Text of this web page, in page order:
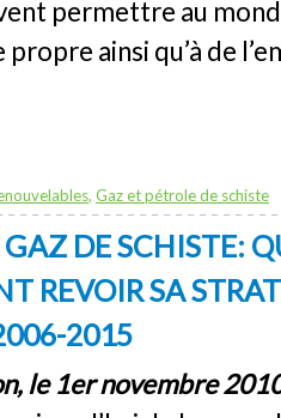
permettre au
ainsi qu’à de
, Gaz et pétrole de schiste
GAZ DE SCHISTE:
REVOIR SA
2015
le 1er novembre